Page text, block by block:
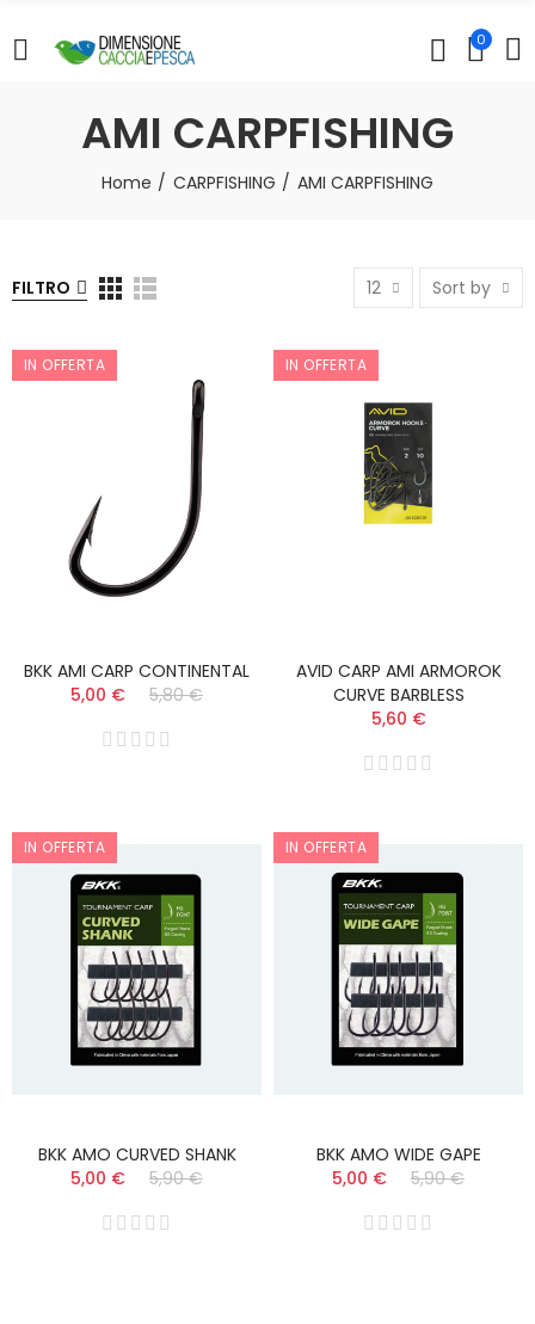
0
AMI CARPFISHING
Home CARPFISHING AMI CARPFISHING
FILTRO 12 Sort by
IN OFFERTA
BKK AMI CARP CONTINENTAL
5,00 €
5,80 €
IN OFFERTA
AVID CARP AMI ARMOROK
CURVE BARBLESS
5,60 €
IN OFFERTA
BKK AMO CURVED SHANK
5,00 €
5,90 €
IN OFFERTA
BKK AMO WIDE GAPE
5,00 €
5,90 €